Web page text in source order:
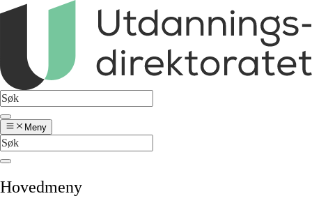
Meny
Hovedmeny